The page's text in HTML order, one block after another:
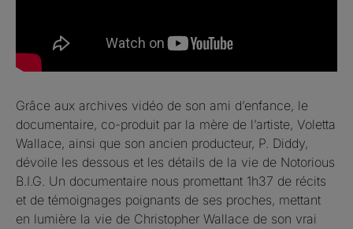
Grâce aux archives vidéo de son ami d’enfance, le
documentaire, co-produit par la mère de l’artiste, Voletta
Wallace, ainsi que son ancien producteur, P. Diddy,
dévoile les dessous et les détails de la vie de Notorious
B.I.G. Un documentaire nous promettant 1h37 de récits
et de témoignages poignants de ses proches, mettant
en lumière la vie de Christopher Wallace de son vrai